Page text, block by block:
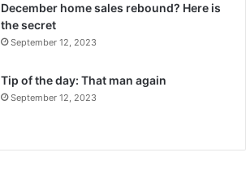
December home sales rebound? Here is
the secret
September 12, 2023
Tip of the day: That man again
September 12, 2023